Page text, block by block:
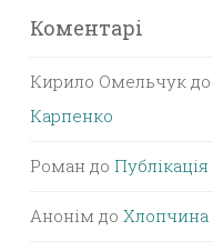
Коментарі
Кирило Омельчук до
Карпенко
Роман до
Анонім до Хлопчина